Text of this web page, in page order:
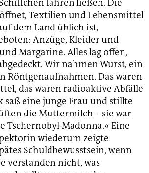
fahren ließen. Die
Textilien und Lebensmittel
dem Land üblich ist,
Anzüge, Kleider und
Margarine. Alles lag offen,
Wir nahmen Wurst, ein
Röntgenaufnahmen. Das waren
das waren radioaktive Abfälle
saß eine junge Frau und stillte
die Muttermilch – sie war
Tschernobyl-Madonna.« Eine
wiederum zeigte
Schuldbewusstsein, wenn
verstanden nicht, was